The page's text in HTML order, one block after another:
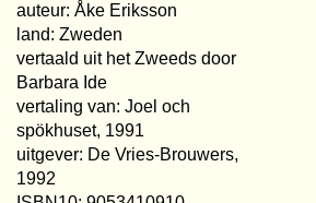
auteur: Åke Eriksson
land: Zweden
vertaald uit het Zweeds door
Barbara Ide
vertaling van: Joel och
spökhuset, 1991
uitgever: De Vries-Brouwers,
1992